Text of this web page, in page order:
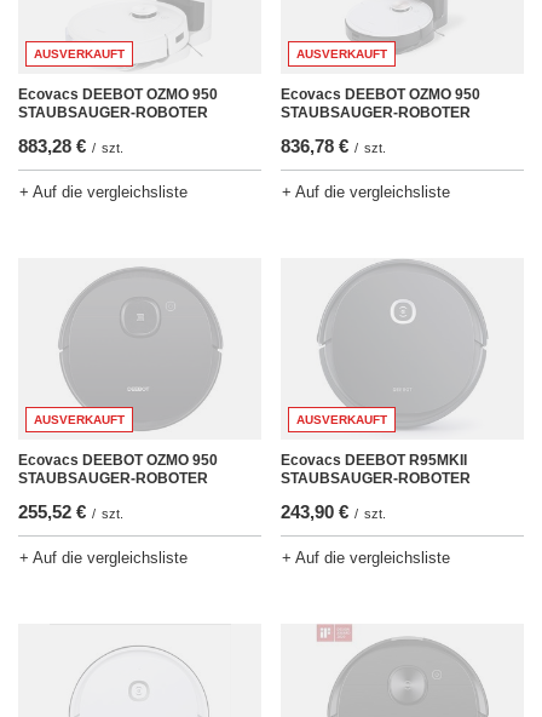
AUSVERKAUFT
Ecovacs DEEBOT OZMO 950
STAUBSAUGER-ROBOTER
883,28 € / szt.
+ Auf die vergleichsliste
AUSVERKAUFT
Ecovacs DEEBOT OZMO 950
STAUBSAUGER-ROBOTER
836,78 € / szt.
+ Auf die vergleichsliste
AUSVERKAUFT
Ecovacs DEEBOT OZMO 950
STAUBSAUGER-ROBOTER
255,52 € / szt.
+ Auf die vergleichsliste
AUSVERKAUFT
Ecovacs DEEBOT R95MKII
STAUBSAUGER-ROBOTER
243,90 € / szt.
+ Auf die vergleichsliste